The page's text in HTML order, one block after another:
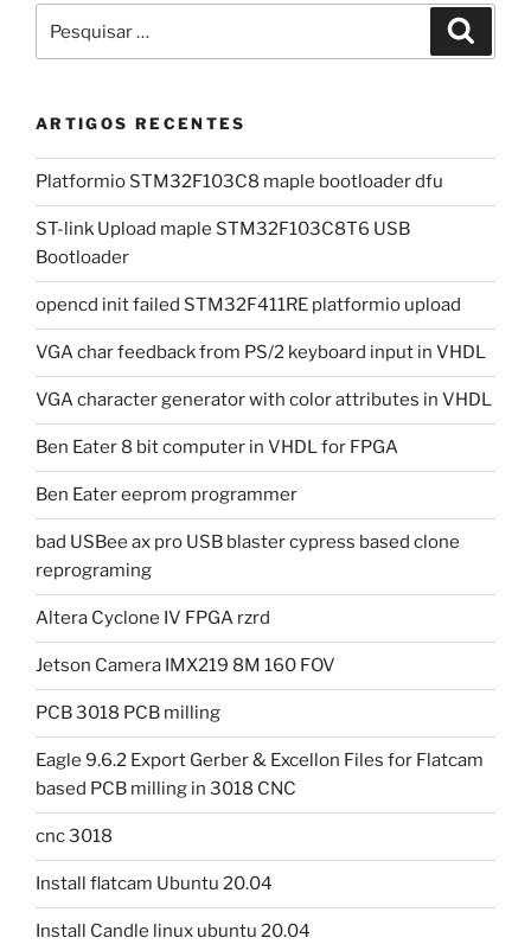
por:
ARTIGOS RECENTES
Platformio STM32F103C8 maple bootloader dfu
ST-link Upload maple STM32F103C8T6 USB
Bootloader
opencd init failed STM32F411RE platformio upload
VGA char feedback from PS/2 keyboard input in VHDL
VGA character generator with color attributes in VHDL
Ben Eater 8 bit computer in VHDL for FPGA
Ben Eater eeprom programmer
bad USBee ax pro USB blaster cypress based clone
reprograming
Altera Cyclone IV FPGA rzrd
Jetson Camera IMX219 8M 160 FOV
PCB 3018 PCB milling
Eagle 9.6.2 Export Gerber & Excellon Files for Flatcam
based PCB milling in 3018 CNC
cnc 3018
Install flatcam Ubuntu 20.04
Install Candle linux ubuntu 20.04